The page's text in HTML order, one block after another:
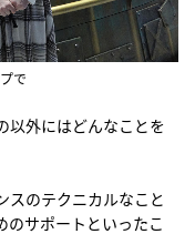
で
外にはどんなことを
のテクニカルなこと
のサポートといったこ